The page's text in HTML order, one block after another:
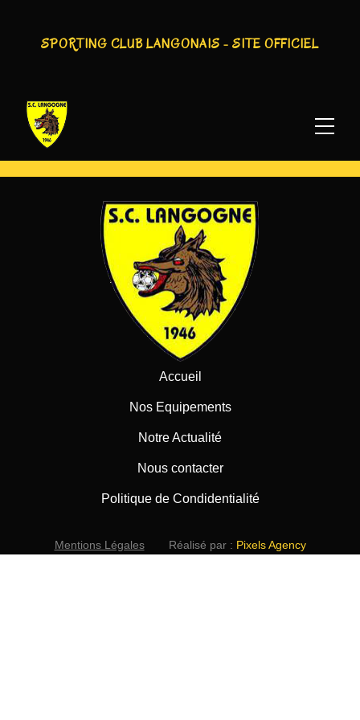
SPORTING CLUB LANGONAIS - SITE OFFICIEL
AUTEUR/AUTRICE : ELSA
CHANY
Accueil
Nos Equipements
Notre Actualité
Nous contacter
Politique de Condidentialité
Mentions Légales Réalisé par : Pixels Agency